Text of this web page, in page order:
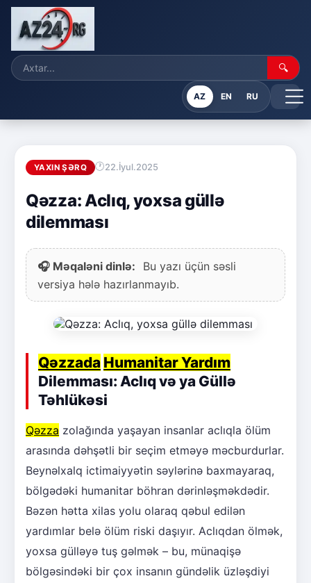
🔍
AZ EN RU
YAXIN ŞƏRQ 22.İyul.2025
Qəzza: Aclıq, yoxsa güllə
dilemması
🎧 Məqaləni dinlə:
Bu yazı üçün səsli
versiya hələ hazırlanmayıb.
Qəzzada Humanitar Yardım
Dilemması: Aclıq və ya Güllə
Təhlükəsi
Qəzza zolağında yaşayan insanlar aclıqla ölüm
arasında dəhşətli bir seçim etməyə məcburdurlar.
Beynəlxalq ictimaiyyətin səylərinə baxmayaraq,
bölgədəki humanitar böhran dərinləşməkdədir.
Bəzən hətta xilas yolu olaraq qəbul edilən
yardımlar belə ölüm riski daşıyır. Aclıqdan ölmək,
yoxsa gülləyə tuş gəlmək – bu, münaqişə
bölgəsindəki bir çox insanın gündəlik üzləşdiyi